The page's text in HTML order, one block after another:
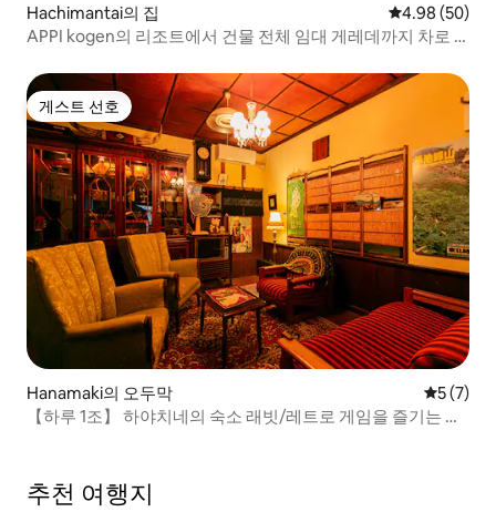
Hachimantai의 집 평점 4.98점(5
4.98 (50)
APPI kogen의 리조트에서 건물 전체 임대 게레데까지 차로 2
게스트 선호
게스트 선호
Hanamaki의 오두막 평점 5점
5 (7)
【하루 1조】 하야치네의 숙소 래빗/레트로 게임을 즐기는 역
추천 여행지